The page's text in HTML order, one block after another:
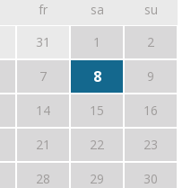
fr sa
su
31 1
2
7 8
9
14 15
16
21 22
23
28 29
30